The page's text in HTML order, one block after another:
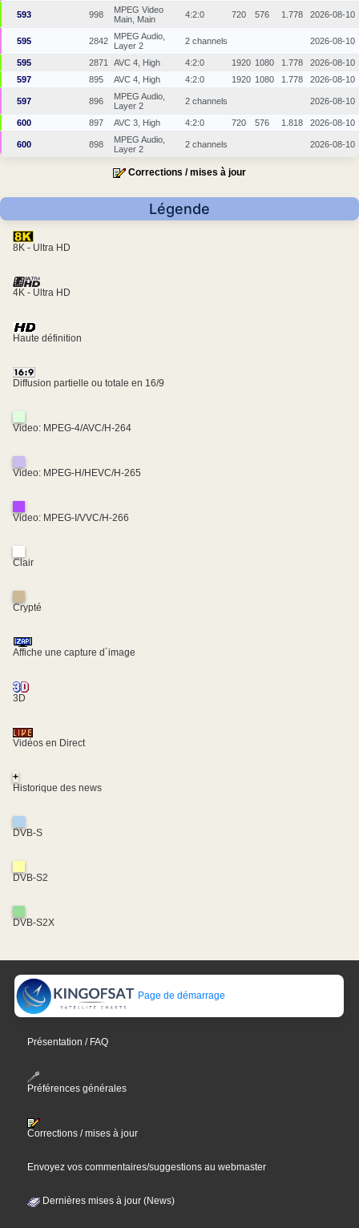
593 998
MPEG Video
Main, Main
4:2:0 720 576 1.778 2026-08-10
595 2842
MPEG Audio,
Layer 2
2 channels 2026-08-10
595 2871 AVC 4, High 4:2:0 1920 1080 1.778
2026-08-10
597
895 AVC 4, High 4:2:0 1920 1080 1.778 2026-08-10
597 896
MPEG Audio,
Layer 2
2 channels 2026-08-10
600 897 AVC 3, High 4:2:0 720 576 1.818 2026-08-10
600 898
MPEG Audio,
Layer 2
2 channels 2026-08-10
Corrections / mises à jour
Légende
8K - Ultra HD
4K - Ultra HD
Haute définition
Diffusion partielle ou totale en 16/9
Video: MPEG-4/AVC/H-264
Video: MPEG-H/HEVC/H-265
Video: MPEG-I/VVC/H-266
Clair
Crypté
Affiche une capture d´image
3D
Vidéos en Direct
+
Historique des news
DVB-S
DVB-S2
DVB-S2X
Page de démarrage
Présentation / FAQ
Préférences générales
Corrections / mises à jour
Envoyez vos commentaires/suggestions au webmaster
Dernières mises à jour (News)